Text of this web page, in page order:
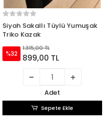
Siyah Sakallı Tüylü Yumuşak
Triko Kazak
%32
1.315,00 TL
899,00 TL
Adet
Sepete Ekle